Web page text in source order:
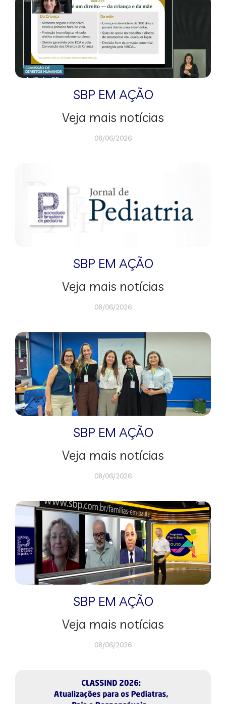
SBP EM AÇÃO
Veja mais notícias
08/06/2026
SBP EM AÇÃO
Veja mais notícias
08/06/2026
SBP EM AÇÃO
Veja mais notícias
08/06/2026
SBP EM AÇÃO
Veja mais notícias
08/06/2026